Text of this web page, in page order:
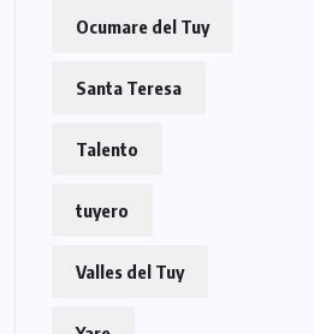
Ocumare del Tuy
Santa Teresa
Talento
tuyero
Valles del Tuy